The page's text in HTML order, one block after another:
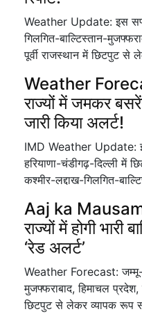
Weather Update: इस
गिलगित-बाल्टिस्तान-
पूर्वी राजस्थान में छिटपुट से
Weather
राज्यों में जमकर
जारी किया अलर्ट!
IMD Weather Update:
हरियाणा-चंडीगढ़-दिल्ली में
कश्मीर-लद्दाख-गिलगित-
Aaj ka
राज्यों में होगी
‘रेड अलर्ट’
Weather Forecast: जम्मू-
मुजफ्फराबाद, हिमाचल
छिटपुट से लेकर व्यापक रूप